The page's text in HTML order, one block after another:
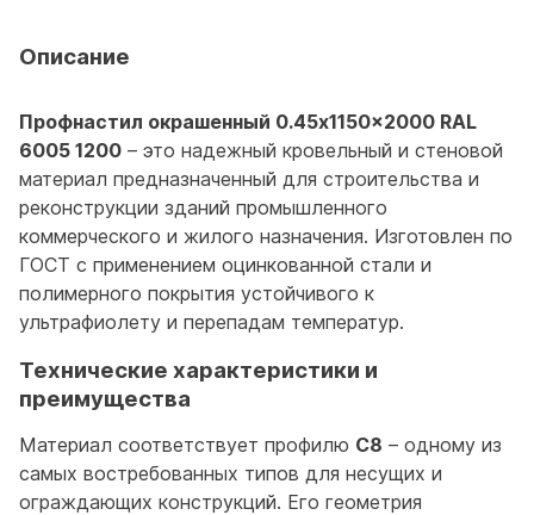
Описание
Профнастил окрашенный 0.45x1150x2000 RAL
6005 1200 – это надежный кровельный и стеновой
материал предназначенный для строительства и
реконструкции зданий промышленного
коммерческого и жилого назначения. Изготовлен по
ГОСТ с применением оцинкованной стали и
полимерного покрытия устойчивого к
ультрафиолету и перепадам температур.
Технические характеристики и
преимущества
Материал соответствует профилю С8 – одному из
самых востребованных типов для несущих и
ограждающих конструкций. Его геометрия